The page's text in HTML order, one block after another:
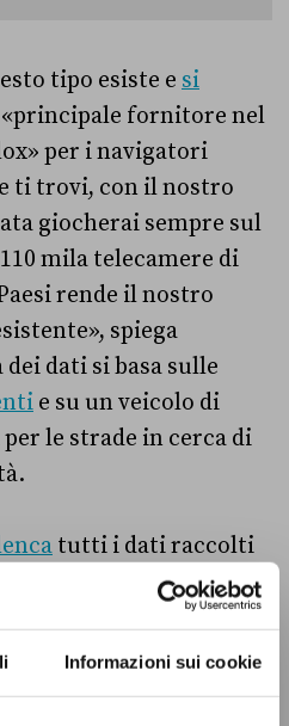
Informazioni sui cookie
tipo esiste e si
fornitore nel
per i navigatori
ti trovi, con il nostro
giocherai sempre sul
mila telecamere di
rende il nostro
spiega
dati si basa sulle
e su un veicolo di
le strade in cerca di
tutti i dati raccolti
per la velocità e sui
calcolano la velocità
tratto stradale.